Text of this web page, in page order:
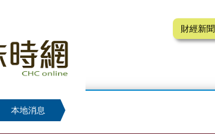
財經新聞
本地消息